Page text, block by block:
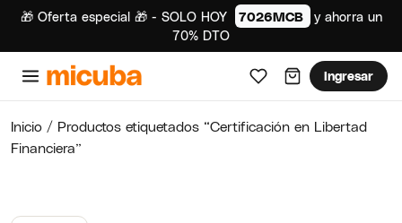
🎁 Oferta especial 🎁 - SOLO HOY 7026MCB
y ahorra un
70% DTO
Ingresar
Inicio / Productos etiquetados “Certificación en Libertad
Financiera”